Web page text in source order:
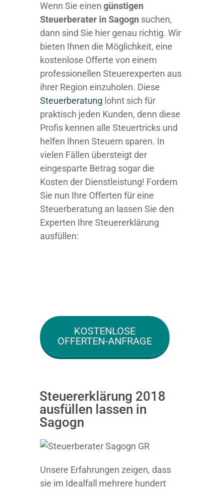
Wenn Sie einen günstigen
Steuerberater in Sagogn suchen,
dann sind Sie hier genau richtig. Wir
bieten Ihnen die Möglichkeit, eine
kostenlose Offerte von einem
professionellen Steuerexperten aus
ihrer Region einzuholen. Diese
Steuerberatung lohnt sich für
praktisch jeden Kunden, denn diese
Profis kennen alle Steuertricks und
helfen Ihnen Steuern sparen. In
vielen Fällen übersteigt der
eingesparte Betrag sogar die
Kosten der Dienstleistung! Fordern
Sie nun Ihre Offerten für eine
Steuerberatung an lassen Sie den
Experten Ihre Steuererklärung
ausfüllen:
KOSTENLOSE
OFFERTEN-ANFRAGE
Steuererklärung 2018
ausfüllen lassen in
Sagogn
Unsere Erfahrungen zeigen, dass
sie im Idealfall mehrere hundert